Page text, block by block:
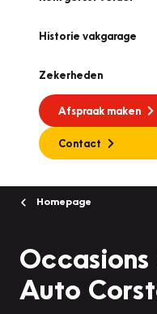
Historie vakgarage
Zekerheden
Afspraak maken
Contact
Homepage
Auto